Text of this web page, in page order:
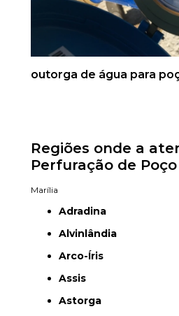
outorga de água para
Regiões onde a
Perfuração de
Marília
Adradina
Alvinlândia
Arco-Íris
Assis
Astorga